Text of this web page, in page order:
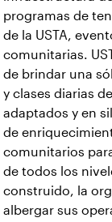
programas de
de la USTA,
comunitarias.
de brindar una
y clases diarias
adaptados y en
de
comunitarios
de todos los
construido, la
albergar sus